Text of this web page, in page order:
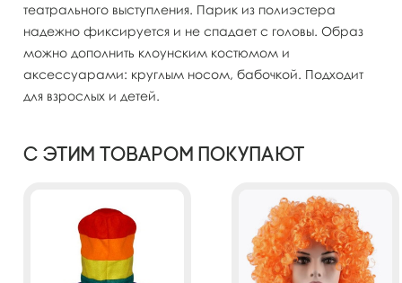
театрального выступления. Парик из полиэстера
надежно фиксируется и не спадает с головы. Образ
можно дополнить клоунским костюмом и
аксессуарами: круглым носом, бабочкой. Подходит
для взрослых и детей.
С этим товаром покупают